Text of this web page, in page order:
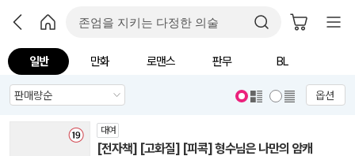
일반 만화 로맨스 판무 BL
옵션
대여
[전자책] [고화질] [피콕] 형수님은 나만의 암캐